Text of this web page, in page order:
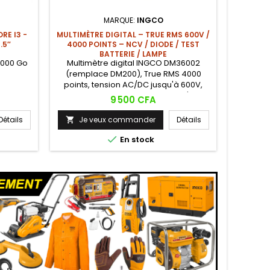
I3 -
Go
MARQUE: INGCO
MULTIMÈTRE DIGITAL – TRUE RMS 600V /
4000 POINTS – NCV / DIODE / TEST
BATTERIE / LAMPE
Multimètre digital INGCO DM36002
(remplace DM200), True RMS 4000
points, tension AC/DC jusqu'à 600V,
courant DC 10A, résistance jusqu'à 40
MΩ, NCV sans contact, test de diode,
test de batterie, lampe de poche
intégrée, rétroéclairage, maintien des
données (Data Hold), indication de
batterie faible. Une valeur
polyvalent.
Prix
9 500 CFA
 Je veux commander Détails
 En stock